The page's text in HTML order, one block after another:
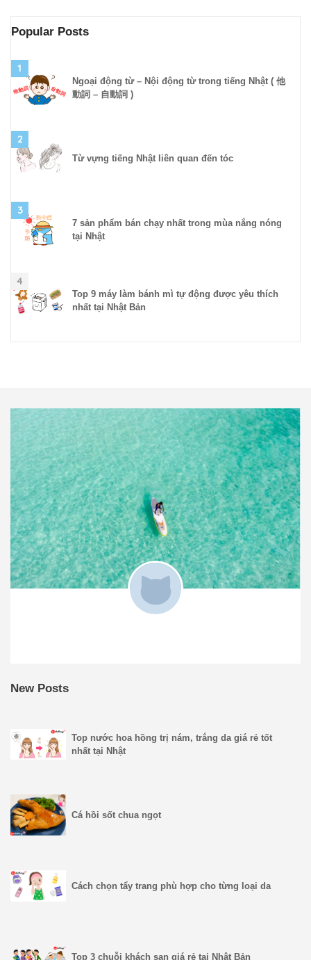
Popular Posts
1
Ngoại động từ – Nội động từ trong tiếng Nhật ( 他
動詞 – 自動詞 )
2
Từ vựng tiếng Nhật liên quan đến tóc
3
7 sản phẩm bán chạy nhất trong mùa nắng nóng
tại Nhật
4
Top 9 máy làm bánh mì tự động được yêu thích
nhất tại Nhật Bản
New Posts
Top nước hoa hồng trị nám, trắng da giá rẻ tốt
nhất tại Nhật
Cá hồi sốt chua ngọt
Cách chọn tẩy trang phù hợp cho từng loại da
Top 3 chuỗi khách sạn giá rẻ tại Nhật Bản